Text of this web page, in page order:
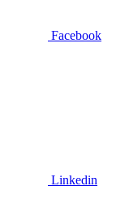
Facebook
Linkedin